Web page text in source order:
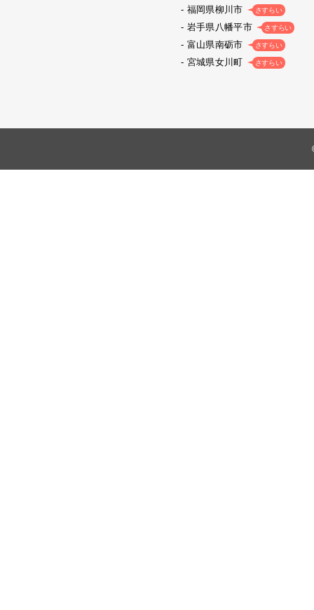
福岡県柳川市 さすらい
岩手県八幡平市 さすらい
富山県南砺市 さすらい
宮城県女川町 さすらい